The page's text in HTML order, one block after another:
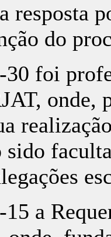
resposta
do
foi
onde,
sido
a